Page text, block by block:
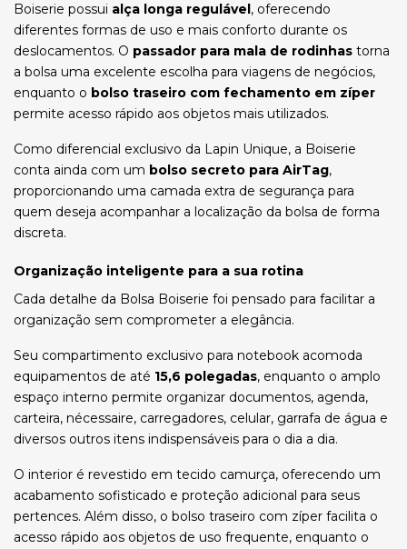
Boiserie possui alça longa regulável, oferecendo
diferentes formas de uso e mais conforto durante os
deslocamentos. O passador para mala de rodinhas torna
a bolsa uma excelente escolha para viagens de negócios,
enquanto o bolso traseiro com fechamento em zíper
permite acesso rápido aos objetos mais utilizados.
Como diferencial exclusivo da Lapin Unique, a Boiserie
conta ainda com um bolso secreto para AirTag,
proporcionando uma camada extra de segurança para
quem deseja acompanhar a localização da bolsa de forma
discreta.
Organização inteligente para a sua rotina
Cada detalhe da Bolsa Boiserie foi pensado para facilitar a
organização sem comprometer a elegância.
Seu compartimento exclusivo para notebook acomoda
equipamentos de até 15,6 polegadas, enquanto o amplo
espaço interno permite organizar documentos, agenda,
carteira, nécessaire, carregadores, celular, garrafa de água e
diversos outros itens indispensáveis para o dia a dia.
O interior é revestido em tecido camurça, oferecendo um
acabamento sofisticado e proteção adicional para seus
pertences. Além disso, o bolso traseiro com zíper facilita o
acesso rápido aos objetos de uso frequente, enquanto o